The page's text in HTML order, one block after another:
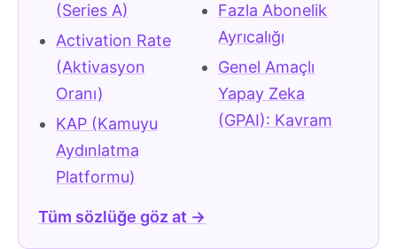
(Series A)
Activation Rate
(Aktivasyon
Oranı)
KAP (Kamuyu
Aydınlatma
Platformu)
Fazla Abonelik
Ayrıcalığı
Genel Amaçlı
Yapay Zeka
(GPAI): Kavram
Tüm sözlüğe göz at →